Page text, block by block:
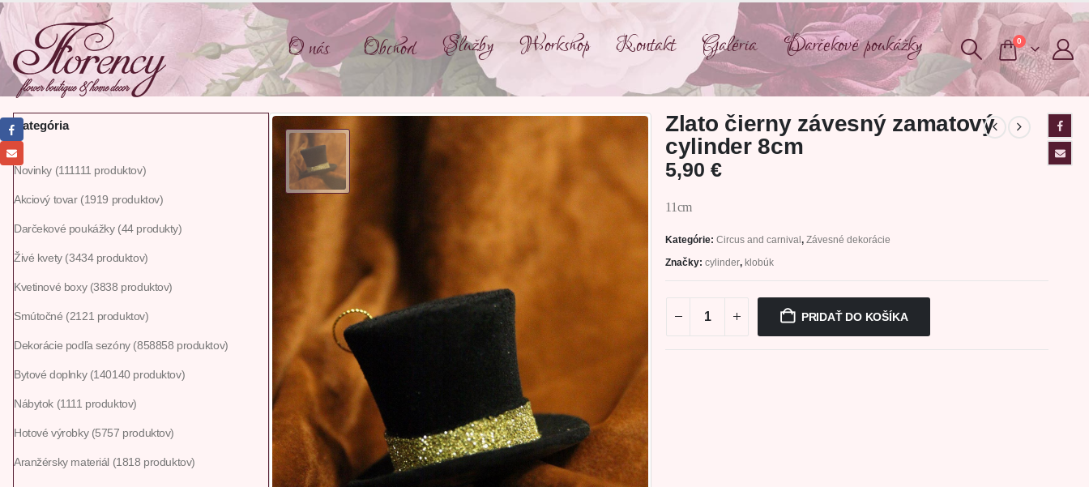
O nás Obchod Služby Workshop Kontakt Galéria Darčekové poukážky 0
Zlato čierny závesný zamatový
cylinder 8cm
5,90 €
11cm
Kategórie: Circus and carnival, Závesné dekorácie
Značky: cylinder, klobúk
PRIDAŤ DO KOŠÍKA
Kategória
Novinky 111111 produktov
Akciový tovar 1919 produktov
Darčekové poukážky 44 produkty
Živé kvety 3434 produktov
Kvetinové boxy 3838 produktov
Smútočné 21 21 produktov
Dekorácie podľa sezóny 858858 produktov
Bytové doplnky 140140 produktov
Nábytok 1111 produktov
Hotové výrobky 5757 produktov
Aranžérsky materiál 1818 produktov